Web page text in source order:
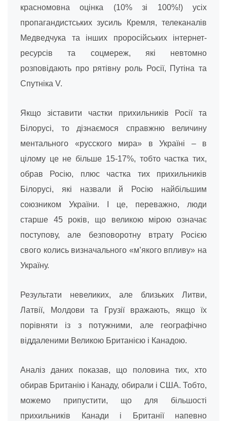
красномовна оцінка (10% зі 100%!) усіх
пропагандистських зусиль Кремля, телеканалів
Медведчука та інших проросійських інтернет-
ресурсів та соцмереж, які невтомно
розповідають про рятівну роль Росії, Путіна та
Спутніка V.
Якщо зіставити частки прихильників Росії та
Білорусі, то дізнаємося справжню величину
ментального «русского мира» в Україні – в
цілому це не більше 15-17%, тобто частка тих,
обрав Росію, плюс частка тих прихильників
Білорусі, які назвали й Росію найбільшим
союзником України. І це, переважно, люди
старше 45 років, що великою мірою означає
поступову, але безповоротну втрату Росією
свого колись визначального «м’якого впливу» на
Україну.
Результати невеликих, але близьких Литви,
Латвії, Молдови та Грузії вражають, якщо їх
порівняти із з потужними, але географічно
віддаленими Великою Британією і Канадою.
Аналіз даних показав, що половина тих, хто
обирав Британію і Канаду, обирали і США. Тобто,
можемо припустити, що для більшості
прихильників Канади і Британії напевно